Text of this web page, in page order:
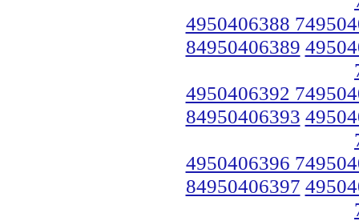
4950406388
84950406389
4950406392
84950406393
4950406396
84950406397